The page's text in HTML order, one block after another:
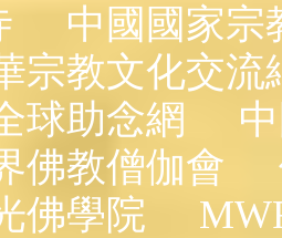
中國國家宗
宗教文化交流
球助念網
佛教僧伽會
佛學院